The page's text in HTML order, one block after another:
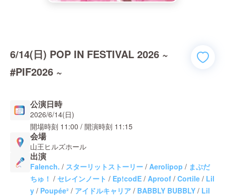
6/14(日) POP IN FESTIVAL 2026 ~
#PIF2026 ~
公演日時
2026/6/14(日)
開場時刻 11:00 / 開演時刻 11:15
会場
山王ヒルズホール
出演
Falench. / スターリットストーリー / Aerolipop / まぶだ
ちゅ！ / セレインノート / Ep!codE / Aproof / Cortile / Lil
y / Poupée² / アイドルキャリア / BABBLY BUBBLY / Lil